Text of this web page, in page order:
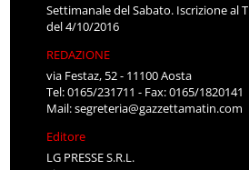
Settimanale del Sabato. Iscrizione al
del 4/10/2016
REDAZIONE
via Festaz, 52 - 11100 Aosta
Tel: 0165/231711 - Fax: 0165/1820141
Mail:segreteria@gazzettamatin.com
Editore
LG PRESSE S.R.L.